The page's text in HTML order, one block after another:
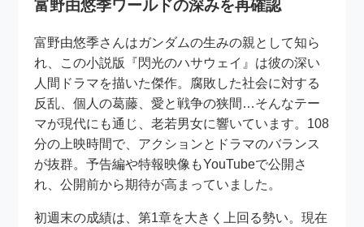
富野由悠季ワールドの深みを再確認
富野由悠季さんはガンダムの生みの親として知ら
れ、この小説版『閃光のハサウェイ』は彼の深い
人間ドラマを描いた傑作。腐敗した社会に対する
反乱、個人の葛藤、愛と戦争の狭間…そんなテー
マが現代にも通じ、老若男女に響いています。108
分の上映時間で、アクションとドラマのバランス
が抜群。予告編や特報映像もYouTubeで公開さ
れ、公開前から期待が高まっていました。
初週末の成績は、第1章を大きく上回る勢い。現在